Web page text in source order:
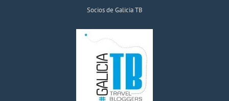
Socios de Galicia TB